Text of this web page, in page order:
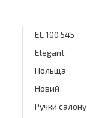
EL 100 545
Elegant
Польща
Новий
Ручки салону